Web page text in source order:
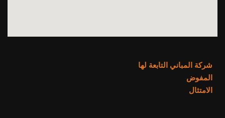
شركة المباني التابعة لها
المفوض
الامتثال